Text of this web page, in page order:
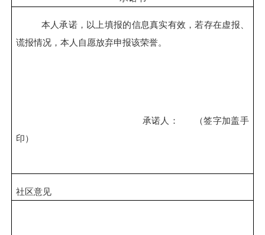
本人承诺，以上填报的信息真实有效，若存在虚报、
谎报情况，本人自愿放弃申报该荣誉。
承诺人：
（签字加盖手
印）
社区意见